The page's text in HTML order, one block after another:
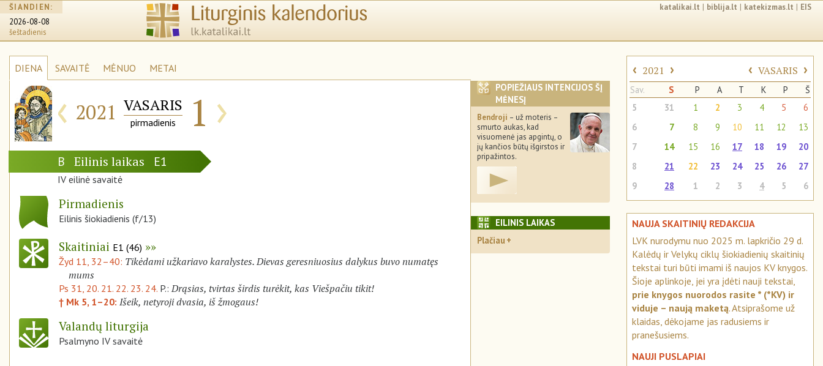
ŠIANDIEN:
2026-08-08
šeštadienis
katalikai.lt | biblija.lt | katekizmas.lt | EIS
DIENA SAVAITĖ MĖNUO METAI
‹ 2021 VASARIS
pirmadienis 1 ›
B Eilinis laikas E1
IV eilinė savaitė
Pirmadienis
Eilinis šiokiadienis (f/13)
Skaitiniai E1 (46)
Žyd 11, 32–40: Tikėdami užkariavo karalystes. Dievas geresniuosius dalykus buvo numatęs
mums
Ps 31, 20. 21. 22. 23. 24. P.: Drąsias, tvirtas širdis turėkit, kas Viešpačiu tikit!
† Mk 5, 1–20: Išeik, netyroji dvasia, iš žmogaus!
Valandų liturgija
Psalmyno IV savaitė
POPIEŽIAUS INTENCIJOS ŠĮ
MĖNESĮ
Bendroji – už moteris –
smurto aukas, kad
visuomenė jas apgintų, o
jų kančios būtų išgirstos ir
pripažintos.
EILINIS LAIKAS
Plačiau
‹ 2021 › ‹ VASARIS ›
Sav. S P A T K P
Š
5
31 1 2 3 4 5
6
6
7 8 9 10 11 12
13
7
14 15 16 17 18 19
20
8
21 22 23 24 25 26
27
9
28 1 2 3 4 5 6
NAUJA SKAITINIŲ REDAKCIJA
LVK nurodymu nuo 2025 m. lapkričio 29 d.
Kalėdų ir Velykų ciklų šiokiadienių skaitinių
tekstai turi būti imami iš naujos KV knygos.
Šioje aplinkoje, jei yra įdėti nauji tekstai,
prie knygos nuorodos rasite * (*KV) ir
viduje – naują maketą. Atsiprašome už
klaidas, dėkojame jas radusiems ir
pranešusiems.
NAUJI PUSLAPIAI